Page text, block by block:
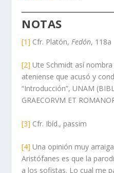
NOTAS
[1] Cfr. Platón,Fedón, 118a
[2] Ute Schmidt así
ateniense que acusó y
“Introducción”, UNAM
GRAECORVM ET
[3] Cfr. Ibíd., passim
[4] Una opinión muy
Aristófanes es que la
a los sofistas. Lo cual me